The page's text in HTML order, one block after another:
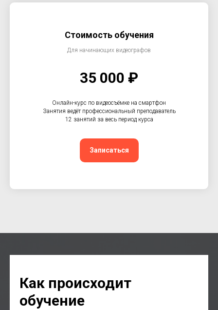
Стоимость обучения
Для начинающих видеографов
35 000 ₽
Онлайн-курс по видеосъёмке на смартфон
Занятия ведёт профессиональный преподаватель
12 занятий за весь период курса
Записаться
Как происходит
обучение